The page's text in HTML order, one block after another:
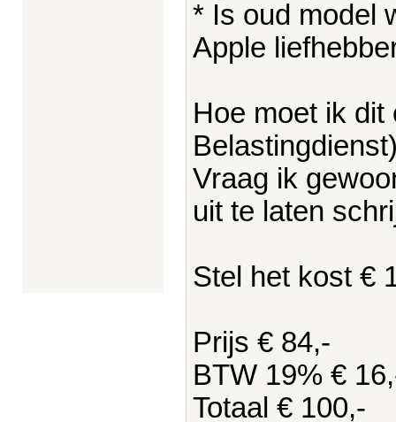
* Is oud model
Apple
Hoe moet ik
Vraag ik
uit te laten
Stel het kost €
Prijs € 84,-
BTW 19% €
Totaal € 100,-